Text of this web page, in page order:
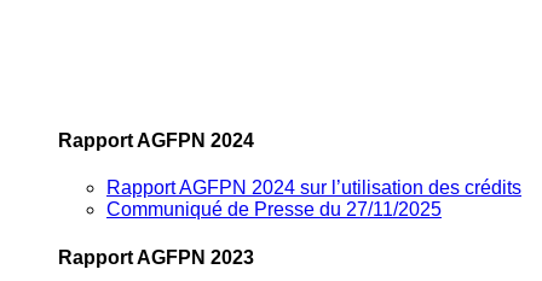
Rapport AGFPN 2024
Rapport AGFPN 2024 sur l’utilisation des crédits
Communiqué de Presse du 27/11/2025
Rapport AGFPN 2023